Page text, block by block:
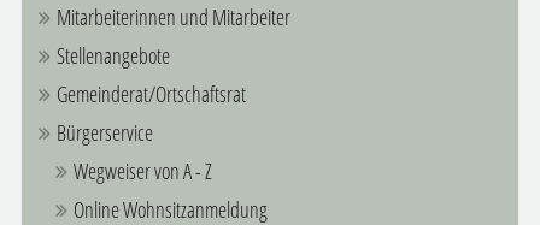
Mitarbeiterinnen und Mitarbeiter
Stellenangebote
Gemeinderat/Ortschaftsrat
Bürgerservice
Wegweiser von A - Z
Online Wohnsitzanmeldung